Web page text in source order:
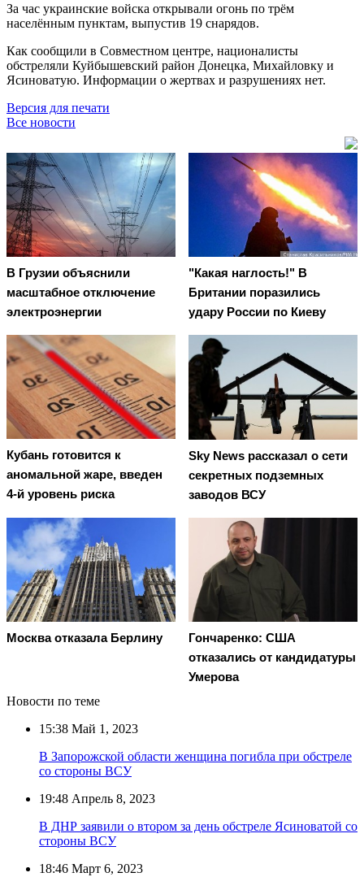
За час украинские войска открывали огонь по трём
населённым пунктам, выпустив 19 снарядов.
Как сообщили в Совместном центре, националисты
обстреляли Куйбышевский район Донецка, Михайловку и
Ясиноватую. Информации о жертвах и разрушениях нет.
Версия для печати
Все новости
В Грузии объяснили
масштабное отключение
электроэнергии
"Какая наглость!" В
Британии поразились
удару России по Киеву
Кубань готовится к
аномальной жаре, введен
4-й уровень риска
Sky News рассказал о сети
секретных подземных
заводов ВСУ
Москва отказала Берлину
Гончаренко: США
отказались от кандидатуры
Умерова
Новости по теме
15:38 Май 1, 2023
В Запорожской области женщина погибла при обстреле
со стороны ВСУ
19:48 Апрель 8, 2023
В ДНР заявили о втором за день обстреле Ясиноватой со
стороны ВСУ
18:46 Март 6, 2023